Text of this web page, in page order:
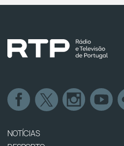
NOTÍCIAS